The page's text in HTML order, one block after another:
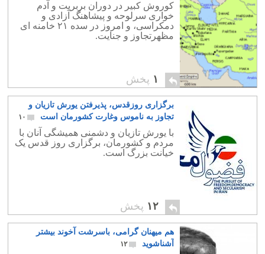
کوروش کبیر در دوران بربریت و آدم
خواری سرلوحه و پیشاهنگ آزادی و
دمکراسی، و امروز در سده ۲۱ خامنه ای
مظهرتجاوز و جنایت.
۱ پخش
برگزاری روزقدس، پذیرفتن یورش تازیان و
تجاوز به ناموس وغارت کشورمان است
۱۰
با یورش تازیان و دشمنی همیشگی آنان با
مردم و کشورمان، برگزاری روز قدس یک
خیانت بزرگ است.
۱۲ پخش
هم میهنان گرامی، باسرشت آخوند بیشتر
آشناشوید
۱۲